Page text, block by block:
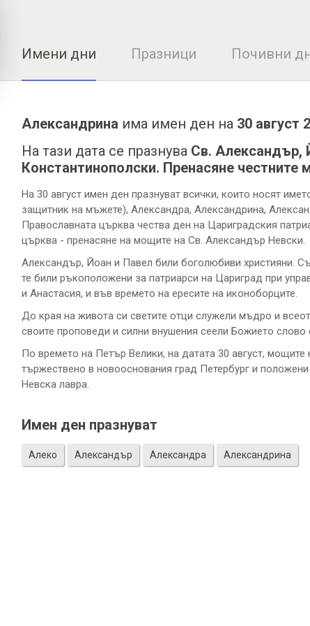
Имени дни Празници Почивни
Александрина има имен ден на 30 август
На тази дата се празнува Св. Александър,
Константинополски. Пренасяне
На 30 август имен ден празнуват всички, които носят
защитник на мъжете), Александра, Александрина,
Православната църква чества ден на Цариградския
църква - пренасяне на мощите на Св. Александър Невски.
Александър, Йоан и Павел били боголюбиви християни.
те били ръкоположени за патриарси на Цариград при
и Анастасия, и във времето на ересите на иконоборците.
До края на живота си светите отци служели мъдро и
своите проповеди и силни внушения сеели Божието слово
По времето на Петър Велики, на датата 30 август,
тържествено в новооснования град Петербург и
Невска лавра.
Имен ден празнуват
Алеко Александър Александра Александрина